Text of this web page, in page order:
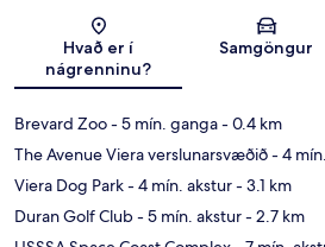
Kort
Hvað er í
nágrenninu?
Samgöngur
Brevard Zoo- 5 mín. ganga- 0.4 km
The Avenue Viera verslunarsvæðið- 4
Viera Dog Park- 4 mín. akstur- 3.1 km
Duran Golf Club- 5 mín. akstur- 2.7 km